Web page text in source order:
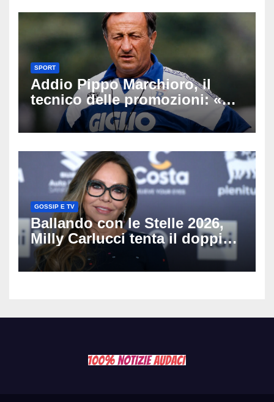
SPORT
Addio Pippo Marchioro, il
tecnico delle promozioni: «Ha
scritto pagine indimenticabili
del nostro calcio»
GOSSIP E TV
Ballando con le Stelle 2026,
Milly Carlucci tenta il doppio
colpo: tra i papabili Ornella
Muti e Monica Guerritore